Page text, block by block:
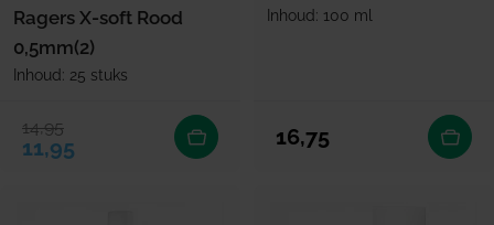
Ragers X-soft Rood
0,5mm(2)
Inhoud: 25 stuks
Verkoopprijs
11,95
Normale prijs
14,95
Inhoud: 100 ml
Normale prijs
16,75